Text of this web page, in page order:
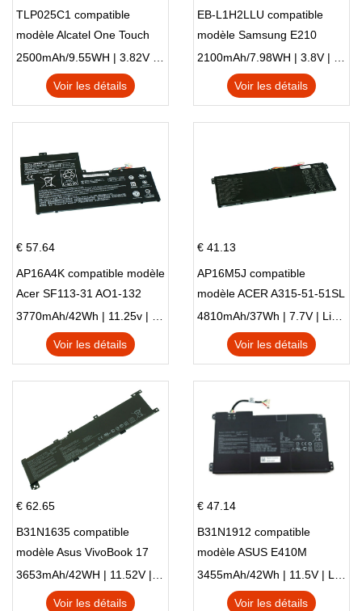
TLP025C1 compatible
modèle Alcatel One Touch
Pop 4 Plus OT-5056D
2500mAh/9.55WH | 3.82V | Li-ion ...
Voir les détails
EB-L1H2LLU compatible
modèle Samsung E210
E210K i939
2100mAh/7.98WH | 3.8V | Li-ion ...
Voir les détails
€ 57.64
AP16A4K compatible modèle
Acer SF113-31 AO1-132
NE132
3770mAh/42Wh | 11.25v | Li-ion ...
Voir les détails
€ 41.13
AP16M5J compatible
modèle ACER A315-51-51SL
N17Q1 SERIES
4810mAh/37Wh | 7.7V | Li-ion ...
Voir les détails
€ 62.65
B31N1635 compatible
modèle Asus VivoBook 17
X705NC X705UA X705UV
X705UN X705UD
3653mAh/42WH | 11.52V | Li-ion ...
Voir les détails
€ 47.14
B31N1912 compatible
modèle ASUS E410M
E410MA L410MA
3455mAh/42Wh | 11.5V | Li-ion ...
Voir les détails